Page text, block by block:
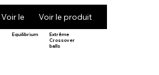
Voir le produitVoir le produit
Equilibrium
Extrême
Crossover
balls